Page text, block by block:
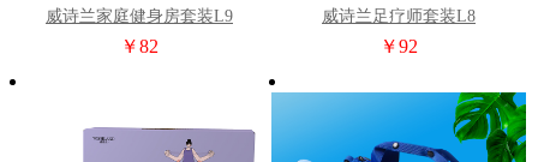
威诗兰家庭健身房套装L9
￥82
威诗兰足疗师套装L8
￥92